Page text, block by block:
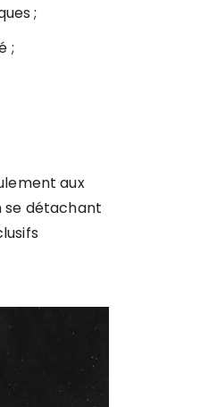
;
;
aux
se détachant